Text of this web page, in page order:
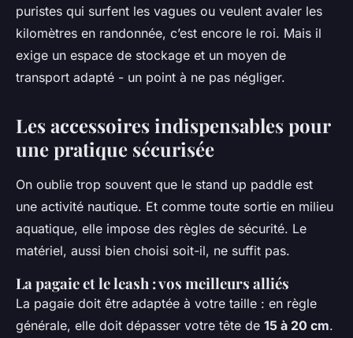
puristes qui surfent les vagues ou veulent avaler les
kilomètres en randonnée, c’est encore le roi. Mais il
exige un espace de stockage et un moyen de
transport adapté - un point à ne pas négliger.
Les accessoires indispensables pour
une pratique sécurisée
On oublie trop souvent que le stand up paddle est
une activité nautique. Et comme toute sortie en milieu
aquatique, elle impose des règles de sécurité. Le
matériel, aussi bien choisi soit-il, ne suffit pas.
La pagaie et le leash : vos meilleurs alliés
La pagaie doit être adaptée à votre taille : en règle
générale, elle doit dépasser votre tête de 15 à 20 cm.